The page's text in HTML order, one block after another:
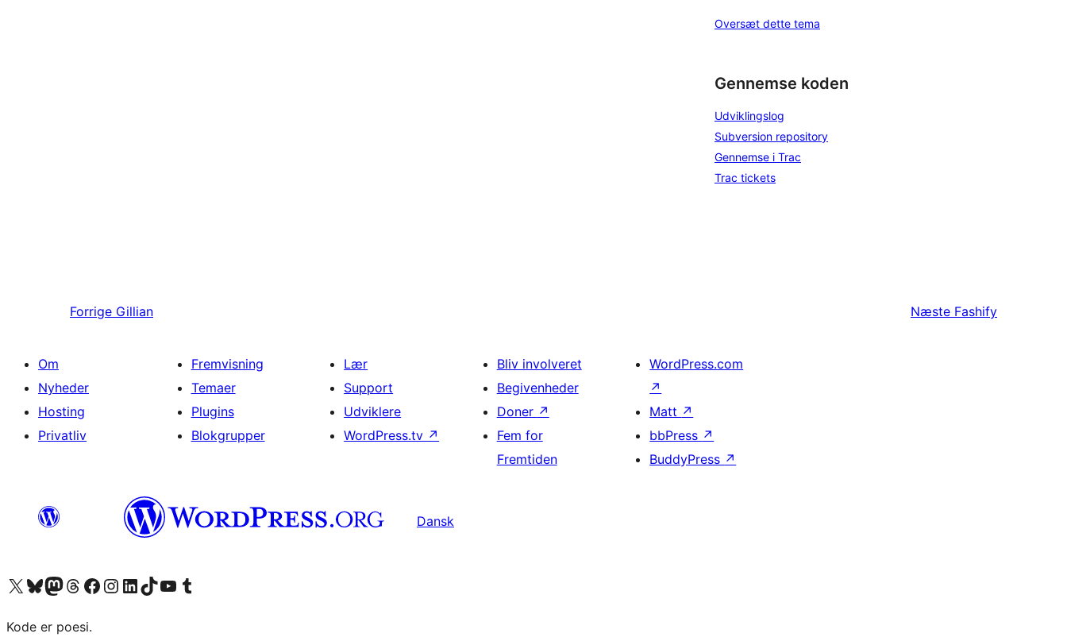
Oversæt dette tema
Gennemse koden
Udviklingslog
Subversion repository
Gennemse i Trac
Trac tickets
Forrige Gillian Næste Fashify
Om
Nyheder
Hosting
Privatliv
Fremvisning
Temaer
Plugins
Blokgrupper
Lær
Support
Udviklere
WordPress.tv ↗
Bliv involveret
Begivenheder
Doner ↗
Fem for
Fremtiden
WordPress.com
↗
Matt ↗
bbPress ↗
BuddyPress ↗
Dansk
Besøg vores X (tidligere Twitter) konto
Besøg vores Bluesky-konto
Besøg vores Mastodon konto
Besøg vores Threads-konto
Besøg vores Facebook sideBesøg vores Instagram konto
Besøg vores LinkedIn konto
Besøg vores TikTok-konto
Besøg vores YouTube-kanalBesøg vores Tumblr-konto
Kode er poesi.